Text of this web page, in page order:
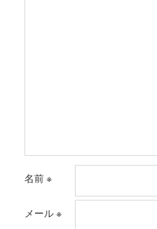
名前※
メール※